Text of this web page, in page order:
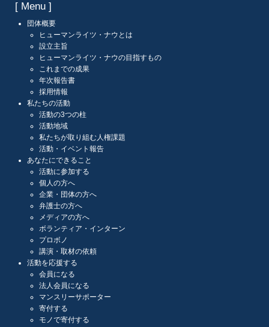
[ Menu ]
団体概要
ヒューマンライツ・ナウとは
設立主旨
ヒューマンライツ・ナウの目指すもの
これまでの成果
年次報告書
採用情報
私たちの活動
活動の3つの柱
活動地域
私たちが取り組む人権課題
活動・イベント報告
あなたにできること
活動に参加する
個人の方へ
企業・団体の方へ
弁護士の方へ
メディアの方へ
ボランティア・インターン
プロボノ
講演・取材の依頼
活動を応援する
会員になる
法人会員になる
マンスリーサポーター
寄付する
モノで寄付する